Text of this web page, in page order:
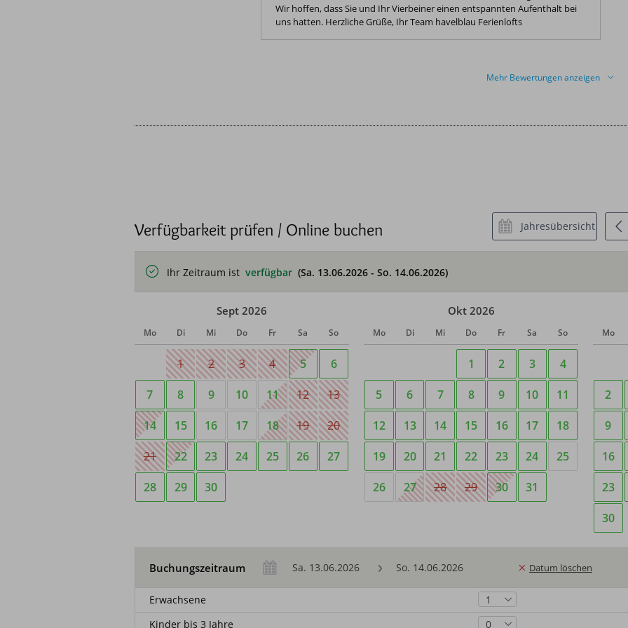
Wir hoffen, dass Sie und Ihr Vierbeiner einen entspannten Aufenthalt bei
uns hatten. Herzliche Grüße, Ihr Team havelblau Ferienlofts
Mehr Bewertungen anzeigen
Verfügbarkeit prüfen / Online buchen
Ihr Zeitraum ist verfügbar (Sa. 13.06.2026 - So. 14.06.2026)
Jahresübersicht
Sept 2026
Mo Di Mi Do Fr Sa So
1 2 3 4 5
6
7
8 9 10 11 12
13
14
15 16 17 18 19
20
21
22 23 24 25 26
27
28
29 30
Okt 2026
Mo Di Mi Do Fr Sa So
1 2 3
4
5
6 7 8 9 10
11
12
13 14 15 16 17
18
19
20 21 22 23 24
25
26
27 28 29 30 31
Mo
2
9
16
23
30
Buchungszeitraum Datum löschen
Erwachsene
1
Kinder bis 3 Jahre
0